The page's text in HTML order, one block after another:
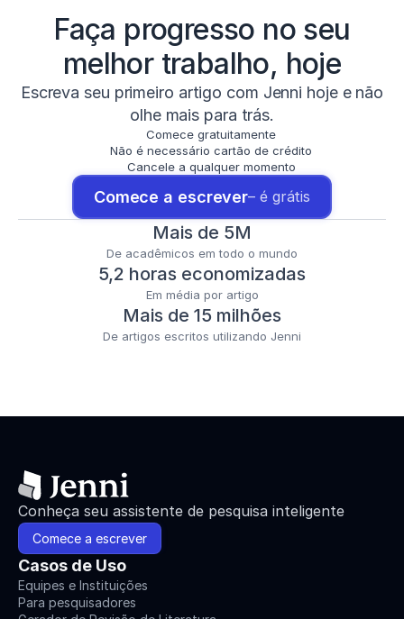
Faça progresso no seu
melhor trabalho, hoje
Escreva seu primeiro artigo com Jenni hoje e não
olhe mais para trás.
Comece gratuitamente
Não é necessário cartão de crédito
Cancele a qualquer momento
Comece a escrever– é grátis
Mais de 5M
De acadêmicos em todo o mundo
5,2 horas economizadas
Em média por artigo
Mais de 15 milhões
De artigos escritos utilizando Jenni
Conheça seu assistente de pesquisa inteligente
Comece a escrever
Casos de Uso
Equipes e Instituições
Para pesquisadores